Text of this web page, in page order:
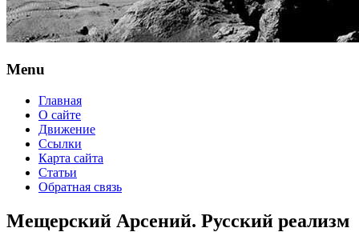
Menu
Главная
О сайте
Движение
Ссылки
Карта сайта
Статьи
Обратная связь
Мещерский Арсений. Русский реализм